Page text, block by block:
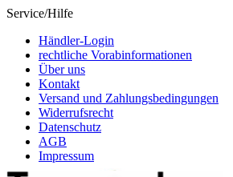
Service/Hilfe
Händler-Login
rechtliche Vorabinformationen
Über uns
Kontakt
Versand und Zahlungsbedingungen
Widerrufsrecht
Datenschutz
AGB
Impressum